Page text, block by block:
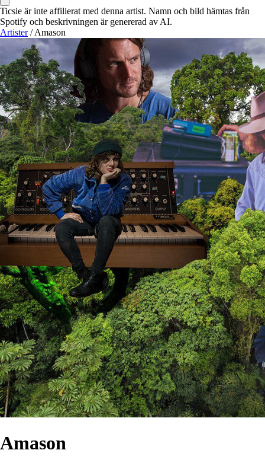
Ticsie är inte affilierat med denna artist. Namn och bild hämtas från
Spotify och beskrivningen är genererad av AI.
Artister / Amason
Amason